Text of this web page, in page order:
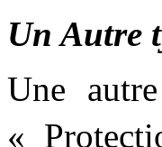
Un Autre
Une
«